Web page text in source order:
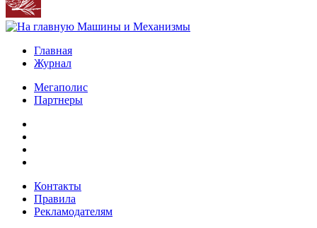
Главная
Журнал
Мегаполис
Партнеры
Контакты
Правила
Рекламодателям